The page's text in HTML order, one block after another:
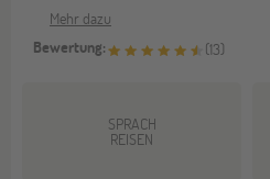
Mehr dazu
Bewertung:
(13)
SPRACH
REISEN